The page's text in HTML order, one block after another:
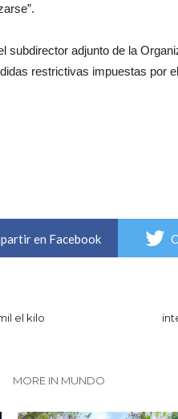
subdirector adjunto de la
restrictivas impuestas por
en Facebook
el kilo
MORE IN MUNDO